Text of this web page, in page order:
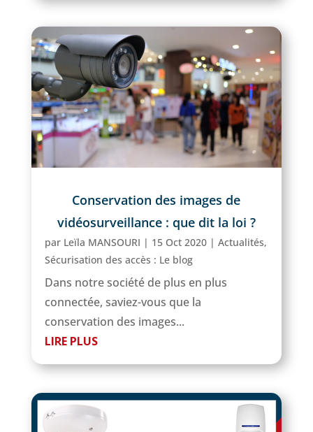
Conservation des images de
vidéosurveillance : que dit la loi ?
par Leïla MANSOURI | 15 Oct 2020| Actualités,
Sécurisation des accès : Le blog
Dans notre société de plus en plus
connectée, saviez-vous que la
conservation des images...
LIRE PLUS